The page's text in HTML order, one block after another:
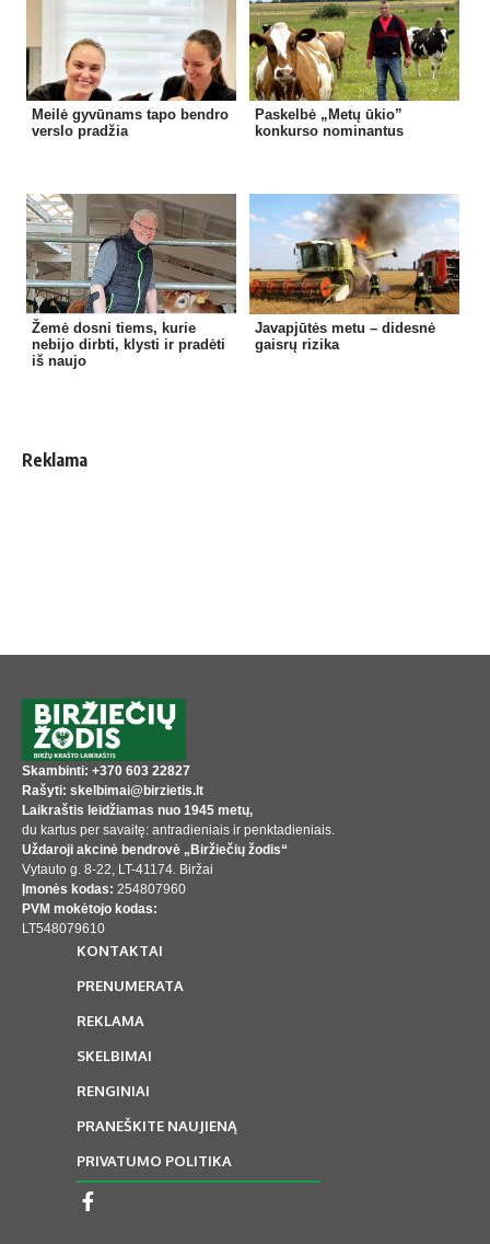
Meilė gyvūnams tapo bendro
verslo pradžia
Paskelbė „Metų ūkio”
konkurso nominantus
Žemė dosni tiems, kurie
nebijo dirbti, klysti ir pradėti
iš naujo
Javapjūtės metu – didesnė
gaisrų rizika
Reklama
Skambinti: +370 603 22827
Rašyti: skelbimai@birzietis.lt
Laikraštis leidžiamas nuo 1945 metų,
du kartus per savaitę: antradieniais ir penktadieniais.
Uždaroji akcinė bendrovė „Biržiečių žodis“
Vytauto g. 8-22, LT-41174. Biržai
Įmonės kodas: 254807960
PVM mokėtojo kodas:
LT548079610
KONTAKTAI
PRENUMERATA
REKLAMA
SKELBIMAI
RENGINIAI
PRANEŠKITE NAUJIENĄ
PRIVATUMO POLITIKA